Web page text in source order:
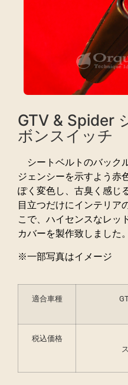
GTV & Spider
ボンスイッチ
シートベルトのバック
ジェンシーを示すよう赤
ぽく変色し、古臭く感じ
目立つだけにインテリア
こで、ハイセンスなレッ
カバーを製作致しました。
※一部写真はイメージ
適合車種
税込価格